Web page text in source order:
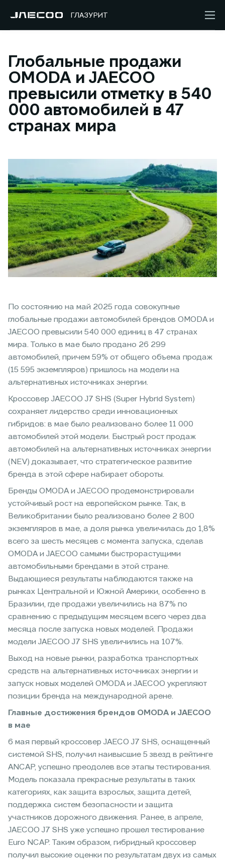
ГЛАЗУРИТ
Глобальные продажи
OMODA и JAECOO
превысили отметку в 540
000 автомобилей в 47
странах мира
По состоянию на май 2025 года совокупные
глобальные продажи автомобилей брендов OMODA и
JAECOO превысили 540 000 единиц в 47 странах
мира. Только в мае было продано 26 299
автомобилей, причем 59% от общего объема продаж
(15 595 экземпляров) пришлось на модели на
альтернативных источниках энергии.
Кроссовер JAECOO J7 SHS (Super Hybrid System)
сохраняет лидерство среди инновационных
гибридов: в мае было реализовано более 11 000
автомобилей этой модели. Быстрый рост продаж
автомобилей на альтернативных источниках энергии
(NEV) доказывает, что стратегическое развитие
бренда в этой сфере набирает обороты.
Бренды OMODA и JAECOO продемонстрировали
устойчивый рост на европейском рынке. Так, в
Великобритании было реализовано более 2 800
экземпляров в мае, а доля рынка увеличилась до 1,8%
всего за шесть месяцев с момента запуска, сделав
OMODA и JAECOO самыми быстрорастущими
автомобильными брендами в этой стране.
Выдающиеся результаты наблюдаются также на
рынках Центральной и Южной Америки, особенно в
Бразилии, где продажи увеличились на 87% по
сравнению с предыдущим месяцем всего через два
месяца после запуска новых моделей. Продажи
модели JAECOO J7 SHS увеличились на 107%.
Выход на новые рынки, разработка транспортных
средств на альтернативных источниках энергии и
запуск новых моделей OMODA и JAECOO укрепляют
позиции бренда на международной арене.
Главные достижения брендов OMODA и JAECOO
в мае
6 мая первый кроссовер JAECO J7 SHS, оснащенный
системой SHS, получил наивысшие 5 звезд в рейтинге
ANCAP, успешно преодолев все этапы тестирования.
Модель показала прекрасные результаты в таких
категориях, как защита взрослых, защита детей,
поддержка систем безопасности и защита
участников дорожного движения. Ранее, в апреле,
JAECOO J7 SHS уже успешно прошел тестирование
Euro NCAP. Таким образом, гибридный кроссовер
получил высокие оценки по результатам двух из самых